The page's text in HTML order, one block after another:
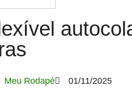
Meu Rodapé 01/11/2025